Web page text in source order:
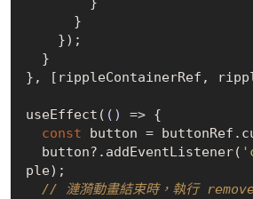
}, [rippleContainerRef,
useEffect( () => {
const button =
  button?.addEventListener(
ple);
// 漣漪動畫結束時，執行